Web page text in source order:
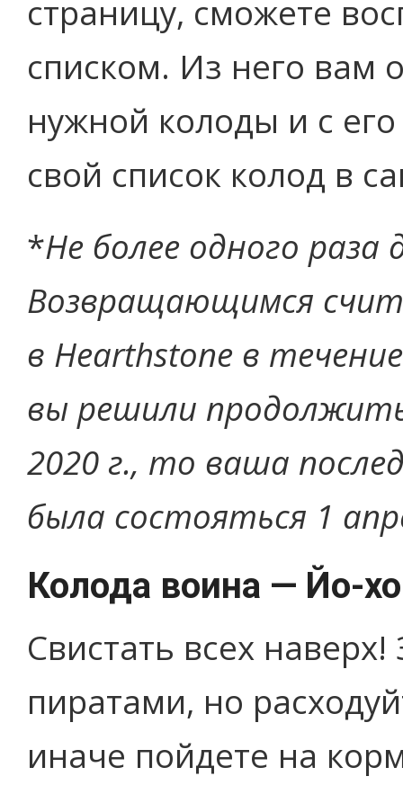
страницу, сможете
списком. Из него вам
нужной колоды и с
свой список колод в
*Не более одного
Возвращающимся
в Hearthstone в
вы решили
2020 г., то ваша
была состояться 1
Колода воина — Йо-
Свистать всех
пиратами, но
иначе пойдете на